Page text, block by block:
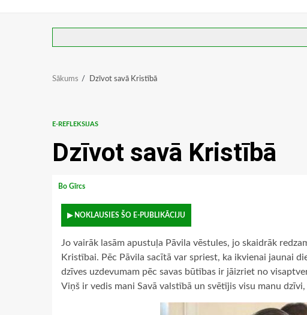
Sākums Dzīvot savā Kristībā
E-REFLEKSIJAS
Dzīvot savā Kristībā
Bo Gīrcs
▶ NOKLAUSIES ŠO E-PUBLIKĀCIJU
Jo vairāk lasām apustuļa Pāvila vēstules, jo skaidrāk
Kristībai. Pēc Pāvila sacītā var spriest, ka ikvienai jaunai
dzīves uzdevumam pēc savas būtības ir jāizriet no
Viņš ir vedis mani Savā valstībā un svētījis visu manu